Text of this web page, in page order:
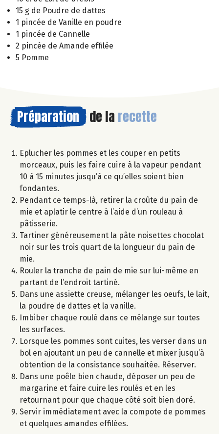
15 g de Poudre de dattes
1 pincée de Vanille en poudre
1 pincée de Cannelle
2 pincée de Amande effilée
5 Pomme
Préparation de la recette
Eplucher les pommes et les couper en petits
morceaux, puis les faire cuire à la vapeur pendant
10 à 15 minutes jusqu’à ce qu’elles soient bien
fondantes.
Pendant ce temps-là, retirer la croûte du pain de
mie et aplatir le centre à l’aide d’un rouleau à
pâtisserie.
Tartiner généreusement la pâte noisettes chocolat
noir sur les trois quart de la longueur du pain de
mie.
Rouler la tranche de pain de mie sur lui-même en
partant de l’endroit tartiné.
Dans une assiette creuse, mélanger les oeufs, le lait,
la poudre de dattes et la vanille.
Imbiber chaque roulé dans ce mélange sur toutes
les surfaces.
Lorsque les pommes sont cuites, les verser dans un
bol en ajoutant un peu de cannelle et mixer jusqu’à
obtention de la consistance souhaitée. Réserver.
Dans une poêle bien chaude, déposer un peu de
margarine et faire cuire les roulés et en les
retournant pour que chaque côté soit bien doré.
Servir immédiatement avec la compote de pommes
et quelques amandes effilées.